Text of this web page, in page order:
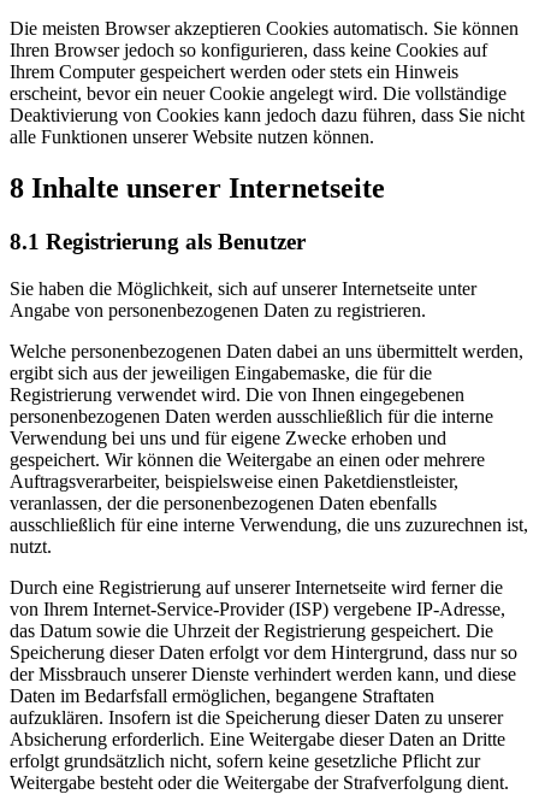
Die meisten Browser akzeptieren Cookies automatisch. Sie können
Ihren Browser jedoch so konfigurieren, dass keine Cookies auf
Ihrem Computer gespeichert werden oder stets ein Hinweis
erscheint, bevor ein neuer Cookie angelegt wird. Die vollständige
Deaktivierung von Cookies kann jedoch dazu führen, dass Sie nicht
alle Funktionen unserer Website nutzen können.
8 Inhalte unserer Internetseite
8.1 Registrierung als Benutzer
Sie haben die Möglichkeit, sich auf unserer Internetseite unter
Angabe von personenbezogenen Daten zu registrieren.
Welche personenbezogenen Daten dabei an uns übermittelt werden,
ergibt sich aus der jeweiligen Eingabemaske, die für die
Registrierung verwendet wird. Die von Ihnen eingegebenen
personenbezogenen Daten werden ausschließlich für die interne
Verwendung bei uns und für eigene Zwecke erhoben und
gespeichert. Wir können die Weitergabe an einen oder mehrere
Auftragsverarbeiter, beispielsweise einen Paketdienstleister,
veranlassen, der die personenbezogenen Daten ebenfalls
ausschließlich für eine interne Verwendung, die uns zuzurechnen ist,
nutzt.
Durch eine Registrierung auf unserer Internetseite wird ferner die
von Ihrem Internet-Service-Provider (ISP) vergebene IP-Adresse,
das Datum sowie die Uhrzeit der Registrierung gespeichert. Die
Speicherung dieser Daten erfolgt vor dem Hintergrund, dass nur so
der Missbrauch unserer Dienste verhindert werden kann, und diese
Daten im Bedarfsfall ermöglichen, begangene Straftaten
aufzuklären. Insofern ist die Speicherung dieser Daten zu unserer
Absicherung erforderlich. Eine Weitergabe dieser Daten an Dritte
erfolgt grundsätzlich nicht, sofern keine gesetzliche Pflicht zur
Weitergabe besteht oder die Weitergabe der Strafverfolgung dient.